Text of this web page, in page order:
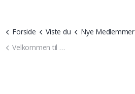
Forside Viste du Nye Medlemmer
Velkommen til Ballebro Færgekro